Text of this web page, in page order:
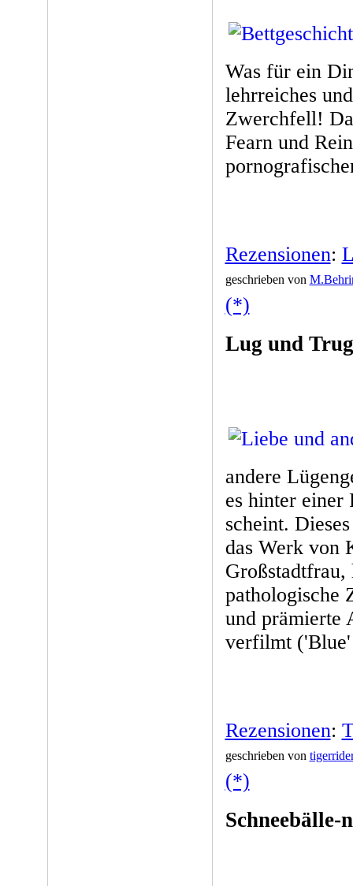
Was für ein
lehrreiches
Zwerchfell!
Fearn und
Rezensionen:
geschrieben von
(*)
Lug und
andere
es hinter einer
scheint.
das Werk von
pathologische
und prämierte
verfilmt ('Blue'
Rezensionen:
geschrieben von
(*)
Schneebälle-